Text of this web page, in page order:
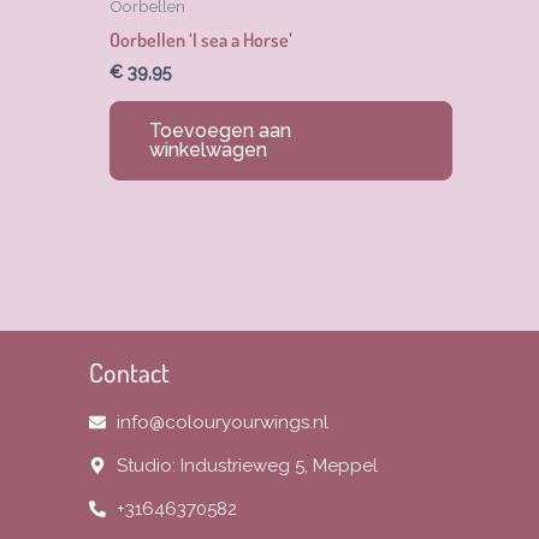
Oorbellen
Oorbellen ‘I sea a Horse’
€ 39,95
Toevoegen aan
winkelwagen
Contact
info@colouryourwings.nl
Studio: Industrieweg 5, Meppel
+31646370582